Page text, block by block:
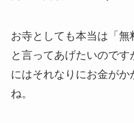
お寺としても本当は「無
と言ってあげたいので
にはそれなりにお金がか
ね。